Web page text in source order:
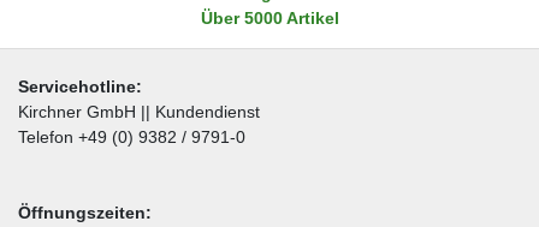
Über 5000 Artikel
Servicehotline:
Kirchner GmbH || Kundendienst
Telefon +49 (0) 9382 / 9791-0
Öffnungszeiten: